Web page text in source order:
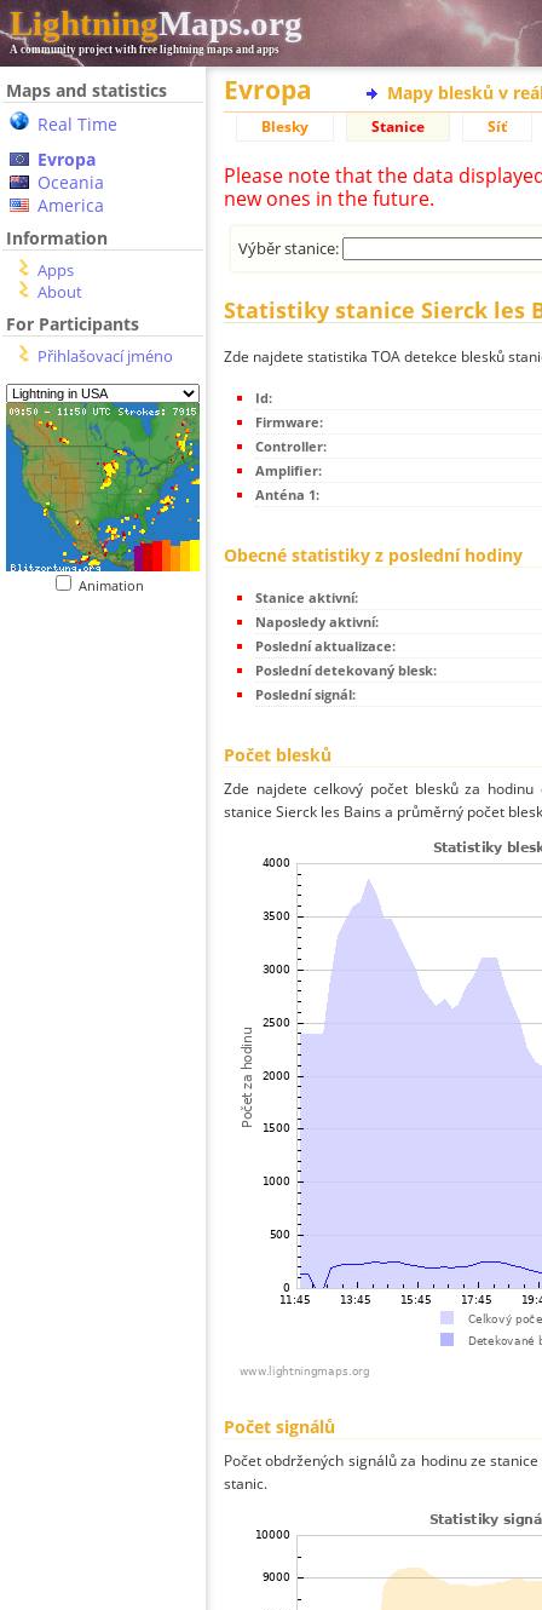
LightningMaps.org
A community project with free lightning maps and apps
Maps and statistics
Real Time
Evropa
Oceania
America
Information
Apps
About
For Participants
Přihlašovací jméno
Animation
Evropa Mapy blesků v
Blesky Stanice Síť
Please note that the data
new ones in the future.
Výběr stanice:
Statistiky stanice Sierck les
Zde najdete statistika TOA detekce blesků
Id:
Firmware:
Controller:
Amplifier:
Anténa 1:
Obecné statistiky z poslední hodiny
Stanice aktivní:
Naposledy aktivní:
Poslední aktualizace:
Poslední detekovaný blesk:
Poslední signál:
Počet blesků
Zde najdete celkový počet blesků za
stanice Sierck les Bains a průměrný počet
Počet signálů
Počet obdržených signálů za hodinu ze
stanic.